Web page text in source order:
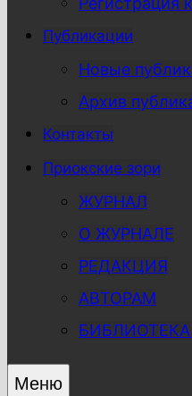
Публикации
Новые
Архив
Контакты
Приокские зори
ЖУРНАЛ
О ЖУРНАЛЕ
РЕДАКЦИЯ
АВТОРАМ
Меню